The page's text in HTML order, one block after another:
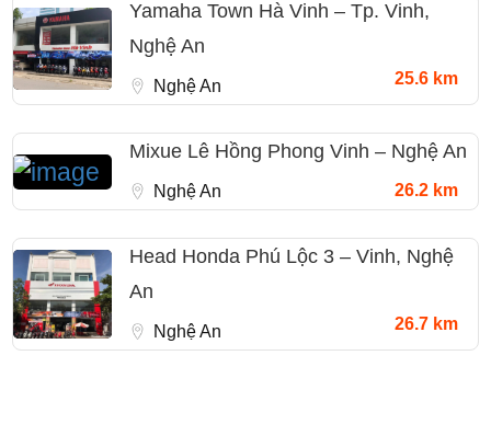
Yamaha Town Hà Vinh – Tp. Vinh,
Nghệ An
Nghệ An 25.6 km
Mixue Lê Hồng Phong Vinh – Nghệ An
Nghệ An 26.2 km
Head Honda Phú Lộc 3 – Vinh, Nghệ
An
Nghệ An 26.7 km